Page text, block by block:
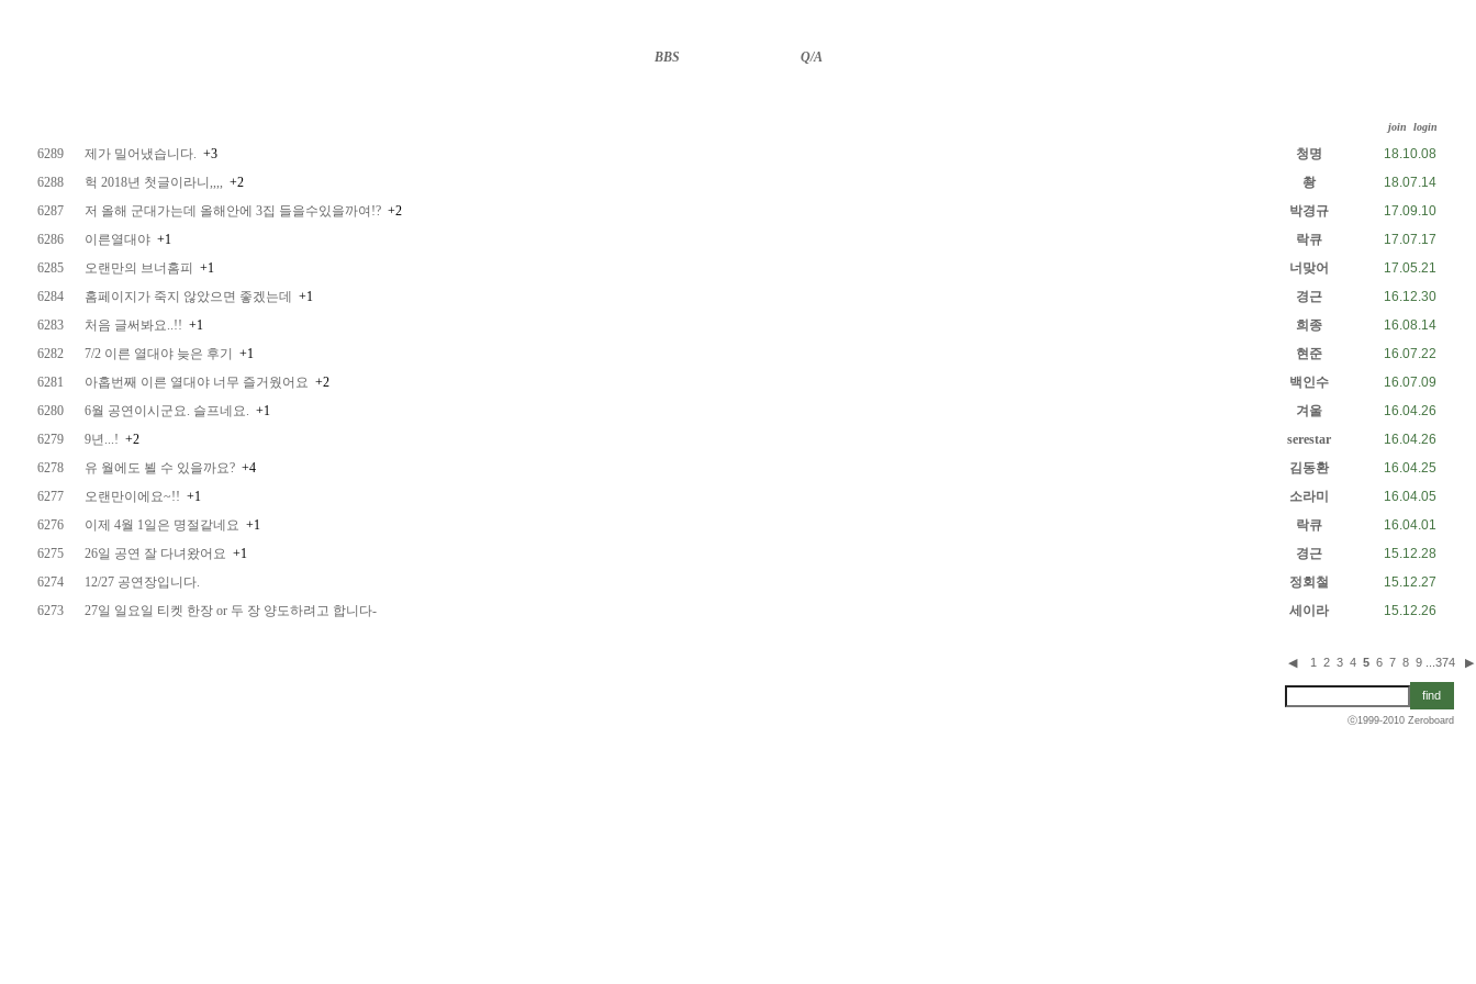
BBS Q/A
join login
6289 제가 밀어냈습니다. +3 청명
18.10.08
6288
헉 2018년 첫글이라니,,,, +2 촹
18.07.14
6287
저 올해 군대가는데 올해안에 3집 들을수있을까여!? +2 박경규
17.09.10
6286
이른열대야 +1 락큐
17.07.17
6285
오랜만의 브너홈피 +1 너맞어
17.05.21
6284
홈페이지가 죽지 않았으면 좋겠는데 +1 경근
16.12.30
6283
처음 글써봐요..!! +1 희종
16.08.14
6282
7/2 이른 열대야 늦은 후기 +1 현준
16.07.22
6281
아홉번째 이른 열대야 너무 즐거웠어요 +2 백인수
16.07.09
6280
6월 공연이시군요. 슬프네요. +1 겨울
16.04.26
6279
9년...! +2 serestar
16.04.26
6278
유 월에도 뵐 수 있을까요? +4 김동환
16.04.25
6277
오랜만이에요~!! +1 소라미
16.04.05
6276
이제 4월 1일은 명절같네요 +1 락큐
16.04.01
6275
26일 공연 잘 다녀왔어요 +1 경근
15.12.28
6274
12/27 공연장입니다. 정회철
15.12.27
6273
27일 일요일 티켓 한장 or 두 장 양도하려고 합니다- 세이라 15.12.26
◀ 1 2 3 4 5 6 7 8 9 374 ▶
ⓒ1999-2010 Zeroboard